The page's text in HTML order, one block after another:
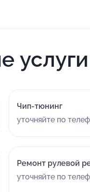
услуги
Чип-тюнинг
уточняйте по
Ремонт рулевой
уточняйте по